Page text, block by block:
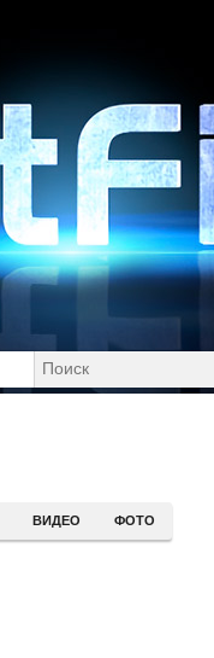
ВИДЕО ФОТО